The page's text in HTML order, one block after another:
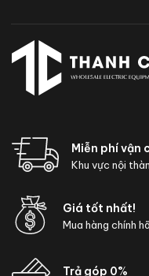
Miễn phí vận
Khu vực nội
Giá tốt nhất!
Mua hàng chính
Trả góp 0%